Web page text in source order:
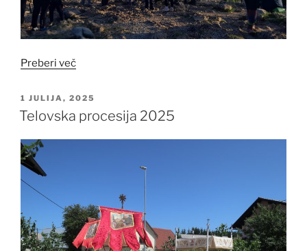
Preberi več“Medžugorje
OBJAVLJENO
DNE
1 JULIJA, 2025
Telovska procesija 2025